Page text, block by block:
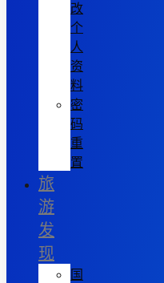
改
个
人
资
料
密
码
重
置
旅
游
发
现
国